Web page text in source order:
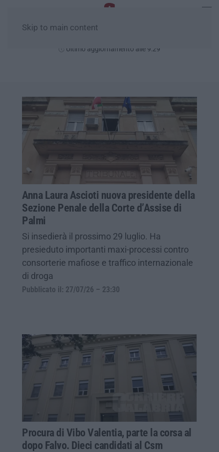
Skip to main content
Ultimo aggiornamento alle 9:29
Anna Laura Ascioti nuova presidente della
Sezione Penale della Corte d’Assise di
Palmi
Si insedierà il prossimo 29 luglio. Ha
presieduto importanti maxi-processi contro
consorterie mafiose e traffico internazionale
di droga
Pubblicato il: 27/07/26 – 23:30
Procura di Vibo Valentia, parte la corsa al
dopo Falvo. Dieci candidati al Csm